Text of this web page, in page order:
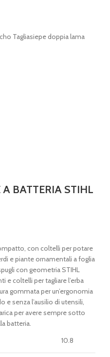
Tagliasiepe doppia lama
BATTERIA STIHL
con coltelli per potare
e piante ornamentali a foglia
con geometria STIHL
e coltelli per tagliare l’erba
gommata per un’ergonomia
e senza l’ausilio di utensili,
per avere sempre sotto
batteria.
10.8